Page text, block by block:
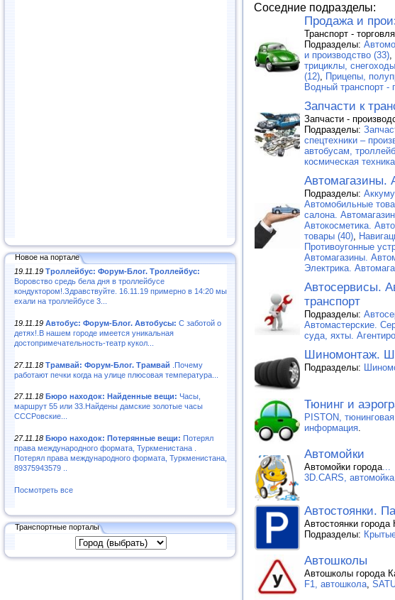
Новое на портале
19.11.19 Троллейбус: Форум-Блог. Троллейбус:
Воровство средь бела дня в троллейбусе
кондуктором!.Здравствуйте. 16.11.19 примерно в 14:20 мы
ехали на троллейбусе 3...
19.11.19 Автобус: Форум-Блог. Автобусы: С заботой о
детях!.В нашем городе имеется уникальная
достопримечательность-театр кукол...
27.11.18 Трамвай: Форум-Блог. Трамвай .Почему
работают печки когда на улице плюсовая температура...
27.11.18 Бюро находок: Найденные вещи: Часы,
маршрут 55 или 33.Найдены дамские золотые часы
СССРовские...
27.11.18 Бюро находок: Потерянные вещи: Потерял
права международного формата, Туркменистана .
Потерял права международного формата, Туркменистана,
89375943579 ..
Посмотреть все
Транспортные порталы
Соседние подразделы:
Продажа и
Транспорт -
Подразделы:
и производство (33)
трициклы,
(12)
Прицепы,
Водный транспорт -
Запчасти к
Запчасти -
Подразделы:
спецтехники –
автобусам,
космическая
Автомагазины.
Подразделы:
Автомобильные
салона.
Автокосметика.
товары (40)
Противоугонные
Автомагазины.
Электрика.
Автосервисы.
транспорт
Подразделы:
Автомастерские.
суда, яхты.
Шиномонтаж.
Подразделы:
Тюнинг и
PISTON,
информация
Автомойки
Автомойки города
3D.CARS, автомойка
Автостоянки.
Автостоянки города
Подразделы:
Автошколы
Автошколы города
F1, автошкола